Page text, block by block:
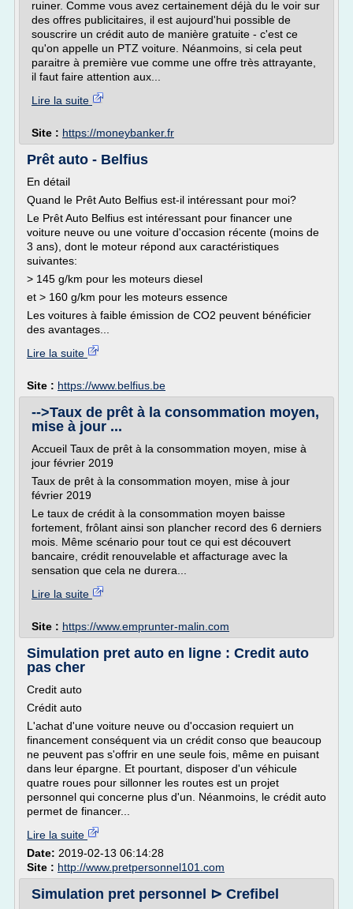
ruiner. Comme vous avez certainement déjà du le voir sur
des offres publicitaires, il est aujourd'hui possible de
souscrire un crédit auto de manière gratuite - c'est ce
qu'on appelle un PTZ voiture. Néanmoins, si cela peut
paraitre à première vue comme une offre très attrayante,
il faut faire attention aux...
Lire la suite
Site : https://moneybanker.fr
Prêt auto - Belfius
En détail
Quand le Prêt Auto Belfius est-il intéressant pour moi?
Le Prêt Auto Belfius est intéressant pour financer une
voiture neuve ou une voiture d'occasion récente (moins de
3 ans), dont le moteur répond aux caractéristiques
suivantes:
> 145 g/km pour les moteurs diesel
et > 160 g/km pour les moteurs essence
Les voitures à faible émission de CO2 peuvent bénéficier
des avantages...
Lire la suite
Site : https://www.belfius.be
-->Taux de prêt à la consommation moyen,
mise à jour ...
Accueil Taux de prêt à la consommation moyen, mise à
jour février 2019
Taux de prêt à la consommation moyen, mise à jour
février 2019
Le taux de crédit à la consommation moyen baisse
fortement, frôlant ainsi son plancher record des 6 derniers
mois. Même scénario pour tout ce qui est découvert
bancaire, crédit renouvelable et affacturage avec la
sensation que cela ne durera...
Lire la suite
Site : https://www.emprunter-malin.com
Simulation pret auto en ligne : Credit auto
pas cher
Credit auto
Crédit auto
L'achat d'une voiture neuve ou d'occasion requiert un
financement conséquent via un crédit conso que beaucoup
ne peuvent pas s'offrir en une seule fois, même en puisant
dans leur épargne. Et pourtant, disposer d'un véhicule
quatre roues pour sillonner les routes est un projet
personnel qui concerne plus d'un. Néanmoins, le crédit auto
permet de financer...
Lire la suite
Date: 2019-02-13 06:14:28
Site : http://www.pretpersonnel101.com
Simulation pret personnel ⊳ Crefibel